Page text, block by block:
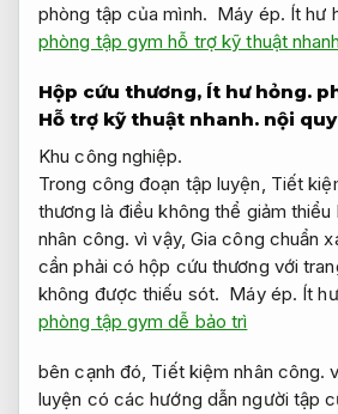
phòng tập của mình. Máy ép. Ít hư
phòng tập gym hỗ trợ kỹ thuật nhanh
Hộp cứu thương, Ít hư hỏng.
Hỗ trợ kỹ thuật nhanh. nội
Khu công nghiệp.
Trong công đoạn tập luyện, Tiết
thương là điều không thể giảm thiểu
nhân công. vì vậy, Gia công chuẩn
cần phải có hộp cứu thương với
không được thiếu sót. Máy ép. Ít
phòng tập gym dễ bảo trì
bên cạnh đó, Tiết kiệm nhân công.
luyện có các hướng dẫn người tập